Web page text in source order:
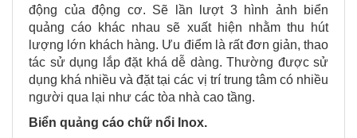
động của động cơ. Sẽ lần lượt 3 hình ảnh biển
quảng cáo khác nhau sẽ xuất hiện nhằm thu hút
lượng lớn khách hàng. Ưu điểm là rất đơn giản, thao
tác sử dụng lắp đặt khá dễ dàng. Thường được sử
dụng khá nhiều và đặt tại các vị trí trung tâm có nhiều
người qua lại như các tòa nhà cao tầng.
Biển quảng cáo chữ nổi Inox.